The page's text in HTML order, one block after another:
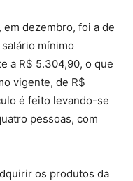
em dezembro, foi a de
mínimo
a R$ 5.304,90, o que
vigente, de R$
é feito levando-se
pessoas, com
os produtos da